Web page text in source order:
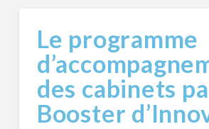
Le programme
des cabinets
Booster